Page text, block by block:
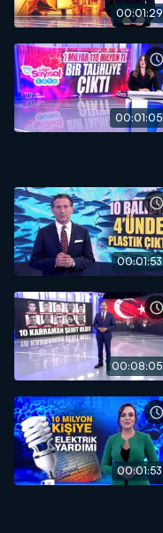
00:01:29
00:01:05
00:01:53
00:08:05
00:01:53